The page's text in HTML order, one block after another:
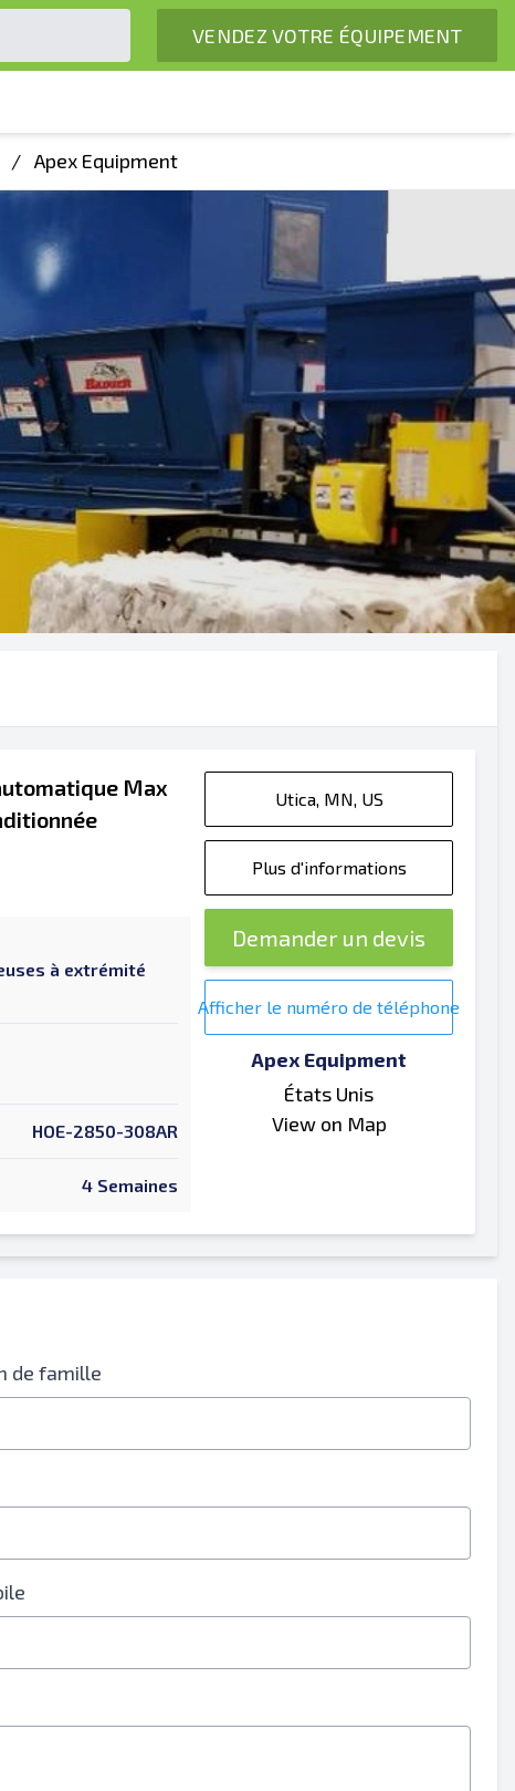
VENDEZ VOTRE ÉQUIPEMENT
/ Apex Equipment
Max
à extrémité
HOE-2850-308AR
4 Semaines
Utica, MN, US
Plus d'informations
Demander un devis
Afficher le numéro de téléphone
Apex Equipment
États Unis
View on Map
de famille